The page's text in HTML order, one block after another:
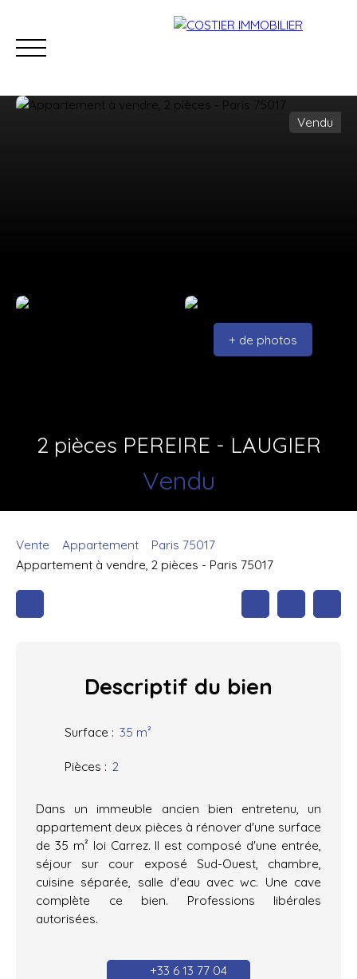
Vendu
+ de photos
2 pièces PEREIRE - LAUGIER
Vendu
Vente Appartement
Paris 75017
Appartement à vendre, 2 pièces - Paris 75017
Descriptif du bien
Surface : 35 m²
Pièces : 2
Dans un immeuble ancien bien entretenu, un
appartement deux pièces à rénover d'une surface
de 35 m² loi Carrez. Il est composé d'une entrée,
séjour sur cour exposé Sud-Ouest, chambre,
cuisine séparée, salle d'eau avec wc. Une cave
complète ce bien. Professions libérales
autorisées.
+33 6 13 77 04